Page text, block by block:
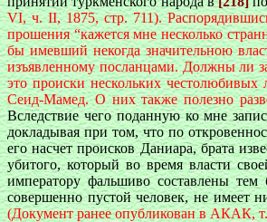
VI, ч. II, 1875, стр. 711).
прошения “кажется мне несколько
бы имевший некогда значительною
изъявленному посланцами. Должны ли
это происки нескольких
Сеид-Мамед. О них также полезно
Вследствие чего поданную ко мне
докладывая при том, что по
его насчет происков Даниара, брата
убитого, который во время власти
императору фальшиво составлены
совершенно пустой человек, не имеет
(Документ ранее опубликован в АКАК,